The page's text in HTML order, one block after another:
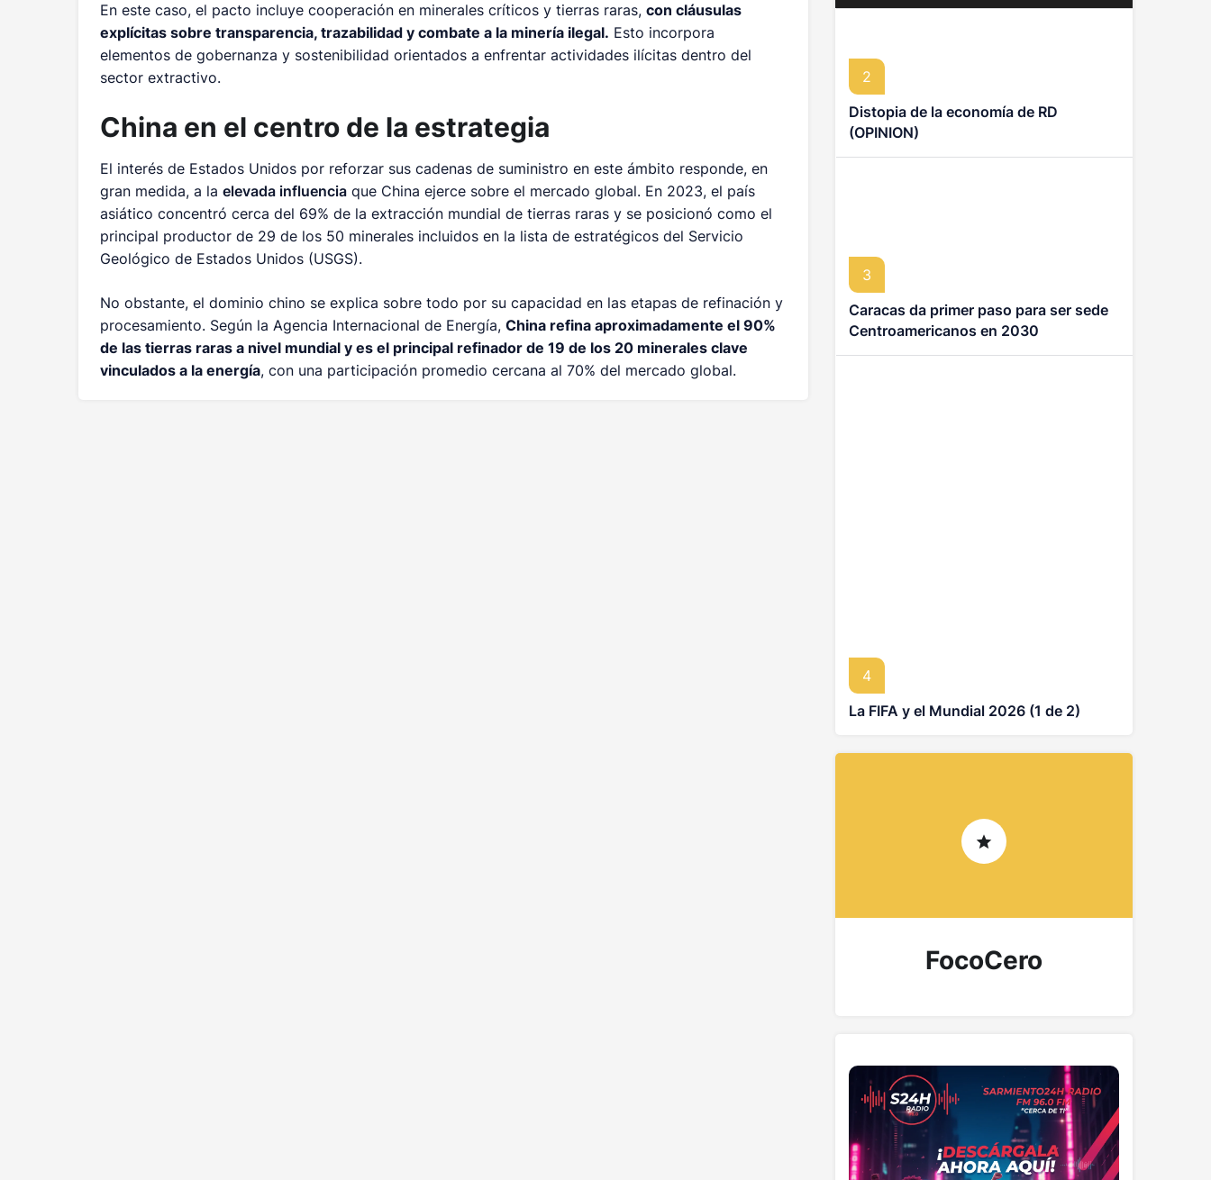
En este caso, el pacto incluye cooperación en minerales críticos y tierras raras,con cláusulas
explícitas sobre transparencia, trazabilidad y combate a la minería ilegal. Esto incorpora
elementos de gobernanza y sostenibilidad orientados a enfrentar actividades ilícitas dentro del
sector extractivo.
China en el centro de la estrategia
El interés de Estados Unidos por reforzar sus cadenas de suministro en este ámbito responde, en
gran medida, a laelevada influencia que China ejerce sobre el mercado global. En 2023, el país
asiático concentró cerca del 69% de la extracción mundial de tierras raras y se posicionó como el
principal productor de 29 de los 50 minerales incluidos en la lista de estratégicos del Servicio
Geológico de Estados Unidos (USGS).
No obstante, el dominio chino se explica sobre todo por su capacidad en las etapas de refinación y
procesamiento. Según la Agencia Internacional de Energía,China refina aproximadamente el 90%
de las tierras raras a nivel mundial y es el principal refinador de 19 de los 20 minerales clave
vinculados a la energía, con una participación promedio cercana al 70% del mercado global.
2
Distopia de la economía de RD
(OPINION)
3
Caracas da primer paso para ser sede
Centroamericanos en 2030
4
La FIFA y el Mundial 2026 (1 de 2)
FocoCero